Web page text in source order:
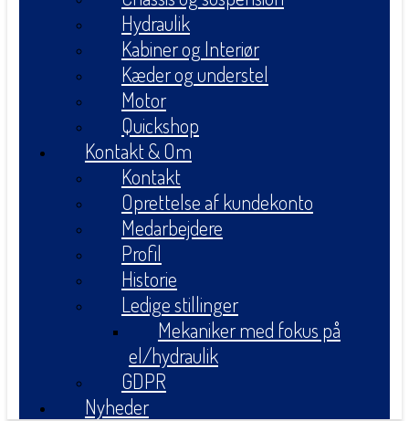
Hydraulik
Kabiner og Interiør
Kæder og understel
Motor
Quickshop
Kontakt & Om
Kontakt
Oprettelse af kundekonto
Medarbejdere
Profil
Historie
Ledige stillinger
Mekaniker med fokus på
el/hydraulik
GDPR
Nyheder